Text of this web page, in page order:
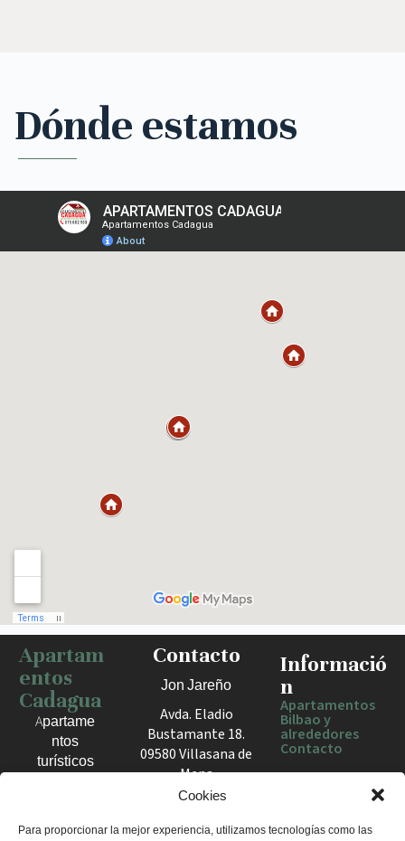
Cookies
Para proporcionar la mejor experiencia, utilizamos tecnologías como las
Dónde estamos
Haz clic para activar el mapa
Apartam
entos
Cadagua
Apartame
ntos
turísticos
el Valle
Contacto
Jon Jareño
Avda. Eladio
Bustamante 18.
09580 Villasana de
Mena
España
+34 675 602
Informació
n
Apartamentos
Bilbao y
alrededores
Contacto